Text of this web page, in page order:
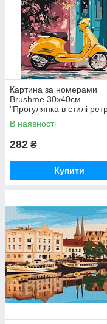
Картина за номерами
Brushme 30x40см
"Прогулянка в стилі
RBS54315
В наявності
282 ₴
Купити